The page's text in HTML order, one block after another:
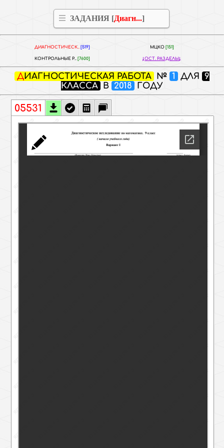
ЗАДАНИЯ [Диагн...]
ДИАГНОСТИЧЕСК.. [519] МЦКО [151]
КОНТРОЛЬНЫЕ Р.. [7600] ОСТ. РАЗДЕЛЫ
ДИАГНОСТИЧЕСКАЯ РАБОТА № 1 ДЛЯ 9
КЛАССА В 2018 ГОДУ
05531